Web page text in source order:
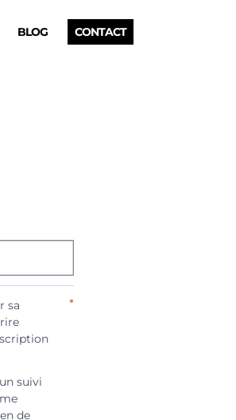
BLOG CONTACT
sa
*
suivi
de